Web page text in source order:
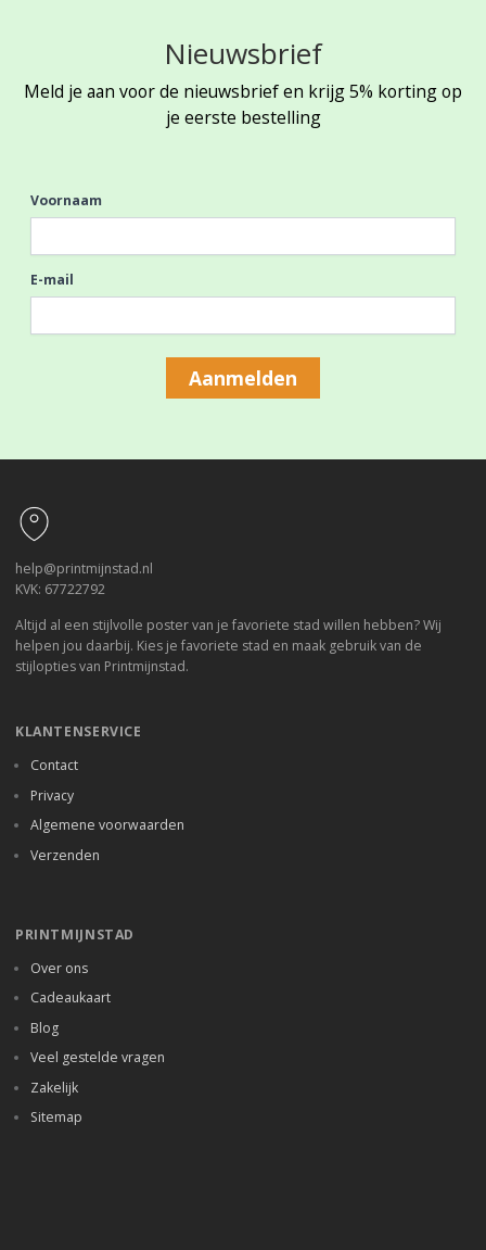
Nieuwsbrief
Meld je aan voor de nieuwsbrief en krijg 5% korting op
je eerste bestelling
Voornaam
E-mail
Aanmelden
help@printmijnstad.nl
KVK: 67722792
Altijd al een stijlvolle poster van je favoriete stad willen hebben? Wij
helpen jou daarbij. Kies je favoriete stad en maak gebruik van de
stijlopties van Printmijnstad.
KLANTENSERVICE
Contact
Privacy
Algemene voorwaarden
Verzenden
PRINTMIJNSTAD
Over ons
Cadeaukaart
Blog
Veel gestelde vragen
Zakelijk
Sitemap